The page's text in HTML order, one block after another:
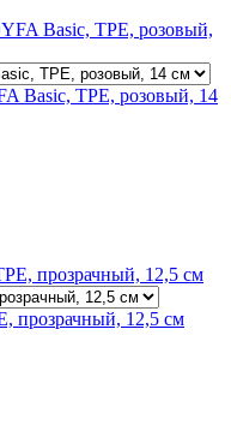
Basic, TPE, розовый, 14
прозрачный, 12,5 см